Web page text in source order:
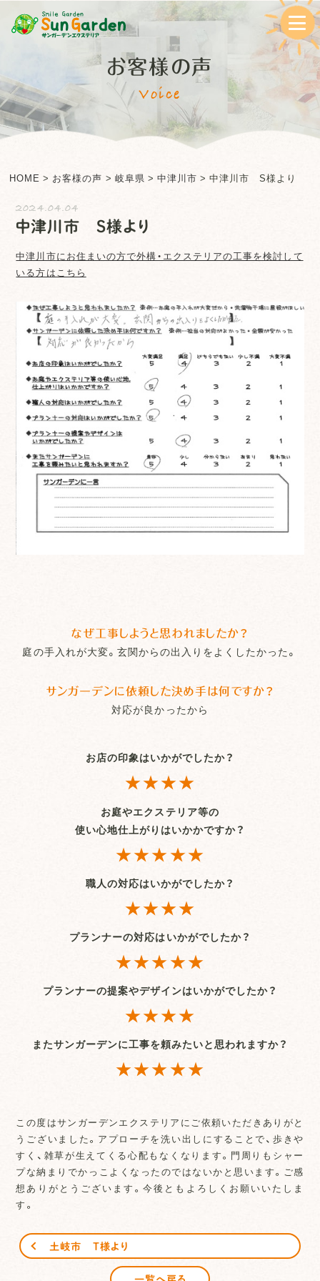
お客様の声
Voice
HOME > お客様の声 > 岐阜県 > 中津川市 >中津川市 S様より
2024.04.04
中津川市 S様より
中津川市にお住まいの方で外構・エクステリアの工事を検討して
いる方はこちら
なぜ工事しようと思われましたか？
庭の手入れが大変。玄関からの出入りをよくしたかった。
サンガーデンに依頼した決め手は何ですか？
対応が良かったから
お店の印象はいかがでしたか？
★★★★
お庭やエクステリア等の
使い心地仕上がりはいかかですか？
★★★★★
職人の対応はいかがでしたか？
★★★★
プランナーの対応はいかがでしたか？
★★★★★
プランナーの提案やデザインはいかがでしたか？
★★★★
またサンガーデンに工事を頼みたいと思われますか？
★★★★★
この度はサンガーデンエクステリアにご依頼いただきありがと
うございました。アプローチを洗い出しにすることで、歩きや
すく、雑草が生えてくる心配もなくなります。門周りもシャー
プな納まりでかっこよくなったのではないかと思います。ご感
想ありがとうございます。今後ともよろしくお願いいたしま
す。
土岐市 T様より